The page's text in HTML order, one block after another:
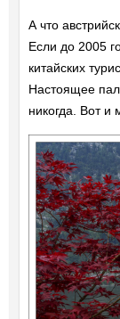
А что
Если до 2005
китайских
Настоящее
никогда. Вот